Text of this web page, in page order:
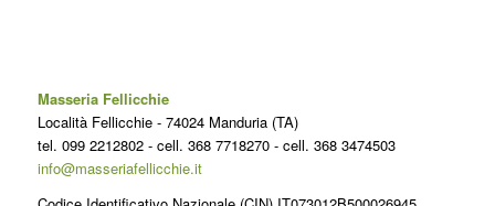
Masseria Fellicchie
Località Fellicchie - 74024 Manduria (TA)
tel. 099 2212802 - cell. 368 7718270 - cell. 368 3474503
info@masseriafellicchie.it